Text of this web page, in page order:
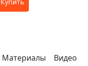
Материалы Видео